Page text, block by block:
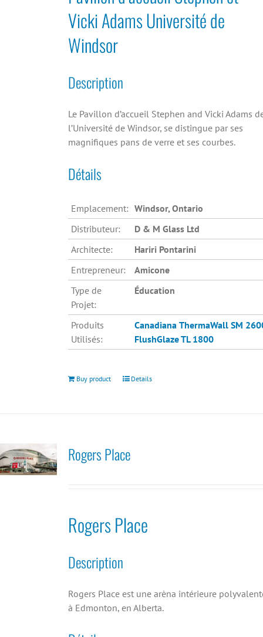
Vicki Adams Université de
Windsor
Description
Le Pavillon d’accueil Stephen and Vicki Adams
l’Université de Windsor, se distingue par ses
magnifiques pans de verre et ses courbes.
Détails
Emplacement: Windsor, Ontario
Distributeur:
D & M Glass Ltd
Architecte:
Hariri Pontarini
Entrepreneur:
Amicone
Type de
Projet:
Éducation
Produits
Utilisés:
Canadiana ThermaWall SM
FlushGlaze TL 1800
Buy product Details
Rogers Place
Rogers Place
Description
Rogers Place est une arèna intérieure
à Edmonton, en Alberta.